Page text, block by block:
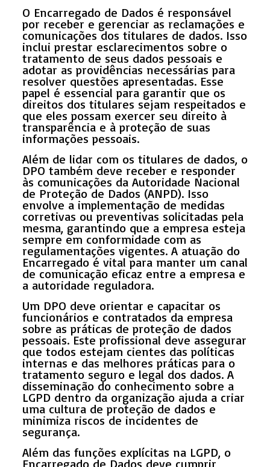
O Encarregado de Dados é responsável
por receber e gerenciar as reclamações e
comunicações dos titulares de dados. Isso
inclui prestar esclarecimentos sobre o
tratamento de seus dados pessoais e
adotar as providências necessárias para
resolver questões apresentadas. Esse
papel é essencial para garantir que os
direitos dos titulares sejam respeitados e
que eles possam exercer seu direito à
transparência e à proteção de suas
informações pessoais.
Além de lidar com os titulares de dados, o
DPO também deve receber e responder
às comunicações da Autoridade Nacional
de Proteção de Dados (ANPD). Isso
envolve a implementação de medidas
corretivas ou preventivas solicitadas pela
mesma, garantindo que a empresa esteja
sempre em conformidade com as
regulamentações vigentes. A atuação do
Encarregado é vital para manter um canal
de comunicação eficaz entre a empresa e
a autoridade reguladora.
Um DPO deve orientar e capacitar os
funcionários e contratados da empresa
sobre as práticas de proteção de dados
pessoais. Este profissional deve assegurar
que todos estejam cientes das políticas
internas e das melhores práticas para o
tratamento seguro e legal dos dados. A
disseminação do conhecimento sobre a
LGPD dentro da organização ajuda a criar
uma cultura de proteção de dados e
minimiza riscos de incidentes de
segurança.
Além das funções explícitas na LGPD, o
Encarregado de Dados deve cumprir